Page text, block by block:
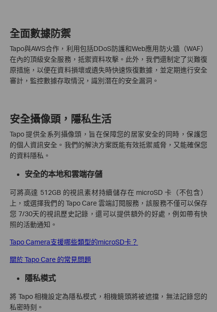
全面數據防禦
Tapo與AWS合作，利用包括DDoS防護和Web應用防火牆（WAF）
在內的頂級安全服務，抵禦資料攻擊。此外，我們還制定了災難復
原措施，以便在資料損壞或遺失時快速恢復數據，並定期進行安全
審計，監控數據存取情況，識別潛在的安全漏洞。
安全攝像頭，隱私生活
Tapo 提供全系列攝像頭，旨在保障您的居家安全的同時，保護您
的個人資訊安全。我們的解決方案既能有效抵禦威脅，又能確保您
的資料隱私。
安全的本地和雲端存儲
可將高達 512GB 的視訊素材持續儲存在 microSD 卡（不包含）
上，或選擇我們的 Tapo Care 雲端訂閱服務，該服務不僅可以保存
您 7/30天的視訊歷史記錄，還可以提供額外的好處，例如帶有快
照的活動通知。
Tapo Camera支援哪些類型的microSD卡？
關於 Tapo Care 的常見問題
隱私模式
將 Tapo 相機設定為隱私模式，相機鏡頭將被遮擋，無法記錄您的
私密時刻。